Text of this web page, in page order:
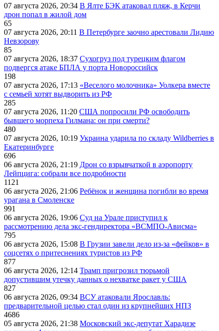
07 августа 2026, 20:34 В Ялте БЭК атаковал пляж, в Керчи
дрон попал в жилой дом
65
07 августа 2026, 20:11 В Петербурге заочно арестовали Лидию
Невзорову
85
07 августа 2026, 18:37 Сухогруз под турецким флагом
подвергся атаке БПЛА у порта Новороссийск
198
07 августа 2026, 17:13 «Веселого молочника» Уолкера вместе
с семьей хотят выдворить из РФ
285
07 августа 2026, 11:20 США попросили РФ освободить
бывшего морпеха Гилмана: он при смерти?
480
07 августа 2026, 10:19 Украина ударила по складу Wildberries в
Екатеринбурге
696
06 августа 2026, 21:19 Дрон со взрывчаткой в аэропорту
Лейпцига: собрали все подробности
1121
06 августа 2026, 21:06 Ребёнок и женщина погибли во время
урагана в Смоленске
991
06 августа 2026, 19:06 Суд на Урале приступил к
рассмотрению дела экс-гендиректора «ВСМПО-Ависма»
795
06 августа 2026, 15:08 В Грузии завели дело из-за «фейков» в
соцсетях о притеснениях туристов из РФ
877
06 августа 2026, 12:14 Трамп пригрозил тюрьмой
допустившим утечку данных о нехватке ракет у США
827
06 августа 2026, 09:34 ВСУ атаковали Ярославль:
предварительной целью стал один из крупнейших НПЗ
4686
05 августа 2026, 21:38 Московский экс-депутат Харадизе